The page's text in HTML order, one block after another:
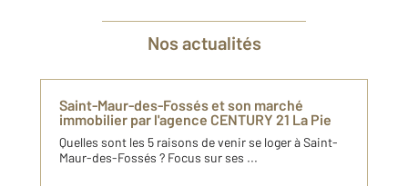
Nos actualités
Saint-Maur-des-Fossés et son marché
immobilier par l'agence CENTURY 21 La Pie
Quelles sont les 5 raisons de venir se loger à Saint-
Maur-des-Fossés ? Focus sur ses ...